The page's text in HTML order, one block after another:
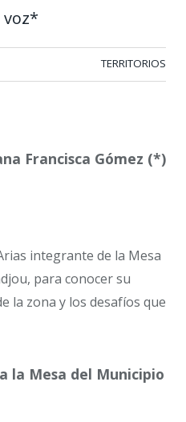
voz*
TERRITORIOS
Francisca Gómez (*)
integrante de la Mesa
para conocer su
la zona y los desafíos que
la Mesa del Municipio